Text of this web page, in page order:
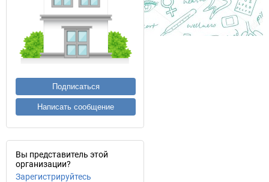
Подписаться
Написать сообщение
Вы представитель этой
организации?
Зарегистрируйтесь